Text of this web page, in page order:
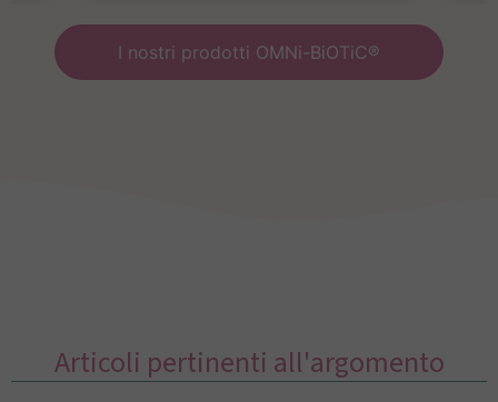
I nostri prodotti OMNi-BiOTiC®
Articoli pertinenti all'argomento